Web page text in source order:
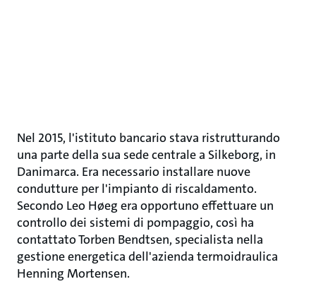
Nel 2015, l'istituto bancario stava ristrutturando
una parte della sua sede centrale a Silkeborg, in
Danimarca. Era necessario installare nuove
condutture per l'impianto di riscaldamento.
Secondo Leo Høeg era opportuno effettuare un
controllo dei sistemi di pompaggio, così ha
contattato Torben Bendtsen, specialista nella
gestione energetica dell'azienda termoidraulica
Henning Mortensen.